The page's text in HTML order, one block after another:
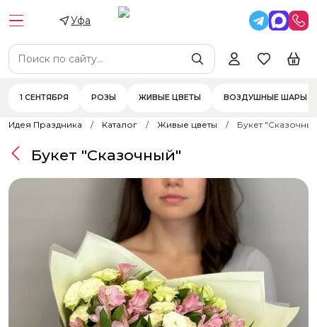
Уфа
1 СЕНТЯБРЯ РОЗЫ ЖИВЫЕ ЦВЕТЫ ВОЗДУШНЫЕ ШАРЫ
Идея Праздника Каталог Живые цветы Букет
Букет "Сказочный"